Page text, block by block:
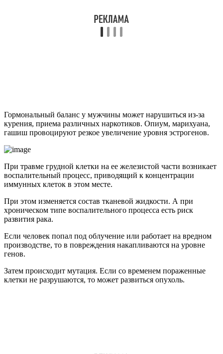
Гормональный баланс у мужчины может нарушиться из-за
курения, приема различных наркотиков. Опиум, марихуана,
гашиш провоцируют резкое увеличение уровня эстрогенов.
При травме грудной клетки на ее железистой части возникает
воспалительный процесс, приводящий к концентрации
иммунных клеток в этом месте.
При этом изменяется состав тканевой жидкости. А при
хроническом типе воспалительного процесса есть риск
развития рака.
Если человек попал под облучение или работает на вредном
производстве, то в повреждения накапливаются на уровне
генов.
Затем происходит мутация. Если со временем пораженные
клетки не разрушаются, то может развиться опухоль.